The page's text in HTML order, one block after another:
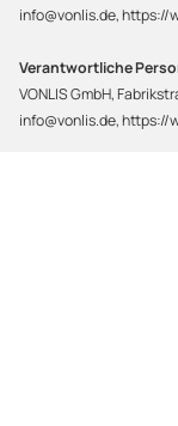
info@vonlis.de, https://
Verantwortliche
VONLIS GmbH,
info@vonlis.de, https://